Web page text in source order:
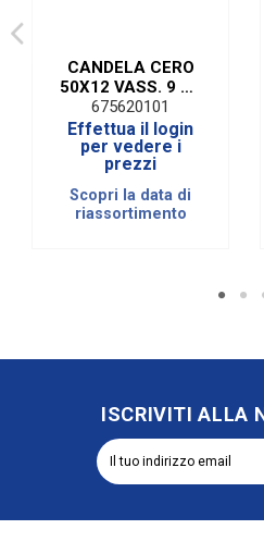
CANDELA CERO
50X12 VASS. 9 PZ
BIANCO (9 PEZZI)
675620101
Effettua il login
per vedere i
prezzi
Scopri la data di
riassortimento
ISCRIVITI ALLA